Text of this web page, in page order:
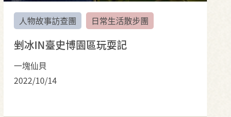
人物故事訪查團 日常生活散步團
剉冰IN臺史博園區玩耍記
一塊仙貝
2022/10/14